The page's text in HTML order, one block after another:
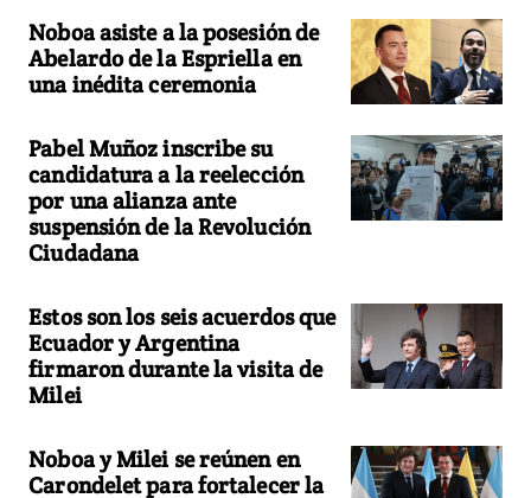
Noboa asiste a la posesión de
Abelardo de la Espriella en
una inédita ceremonia
Pabel Muñoz inscribe su
candidatura a la reelección
por una alianza ante
suspensión de la Revolución
Ciudadana
Estos son los seis acuerdos que
Ecuador y Argentina
firmaron durante la visita de
Milei
Noboa y Milei se reúnen en
Carondelet para fortalecer la